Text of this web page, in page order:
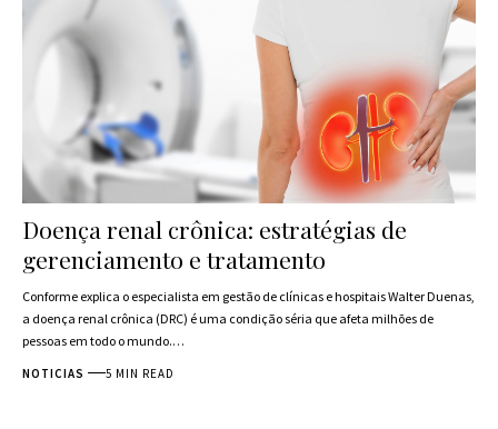
Doença renal crônica: estratégias de
gerenciamento e tratamento
Conforme explica o especialista em gestão de clínicas e hospitais Walter Duenas,
a doença renal crônica (DRC) é uma condição séria que afeta milhões de
pessoas em todo o mundo.…
NOTICIAS 5 MIN READ